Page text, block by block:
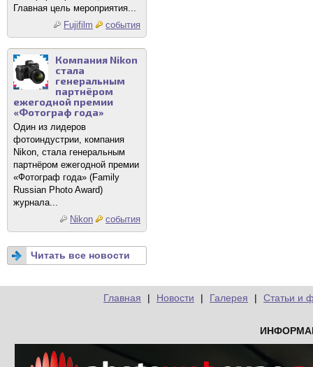
Главная цель мероприятия...
Fujifilm
события
Компания Nikon
стала
генеральным
партнёром
ежегодной премии
«Фотограф года»
Один из лидеров
фотоиндустрии, компания
Nikon, стала генеральным
партнёром ежегодной премии
«Фотограф года» (Family
Russian Photo Award)
журнала...
Nikon
события
Читать все новости
Главная | Новости | Галерея | Статьи и